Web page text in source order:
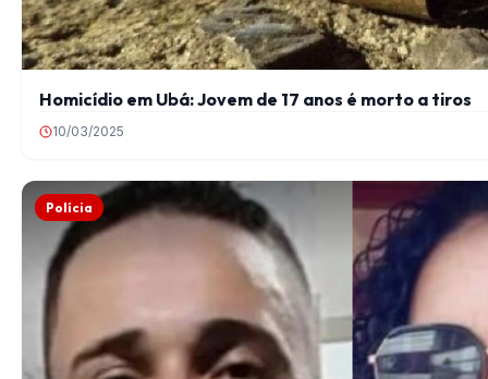
Homicídio em Ubá: Jovem de 17 anos é morto a tiros
10/03/2025
Polícia